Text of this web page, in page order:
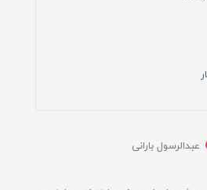
عبدالرسول بارانی